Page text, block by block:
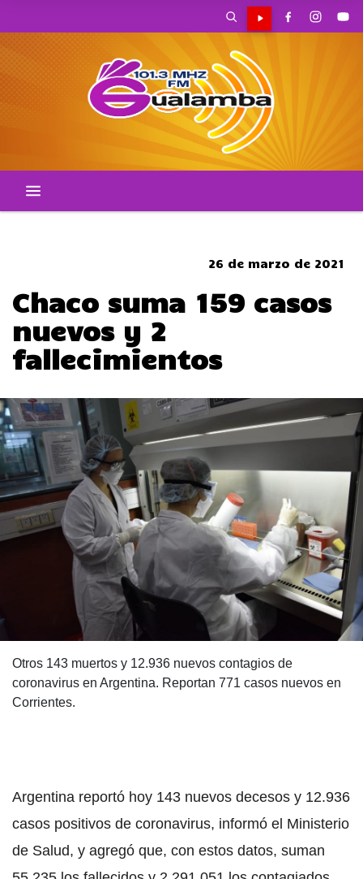
26 de marzo de 2021
Chaco suma 159 casos
nuevos y 2
fallecimientos
Otros 143 muertos y 12.936 nuevos contagios de
coronavirus en Argentina. Reportan 771 casos nuevos en
Corrientes.
Argentina reportó hoy 143 nuevos decesos y 12.936
casos positivos de coronavirus, informó el Ministerio
de Salud, y agregó que, con estos datos, suman